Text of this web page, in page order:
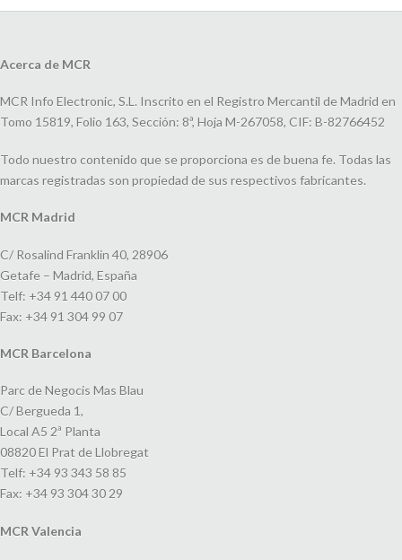
Acerca de MCR
MCR Info Electronic, S.L. Inscrito en el Registro Mercantil de Madrid en
Tomo 15819, Folio 163, Sección: 8ª, Hoja M-267058, CIF: B-82766452
Todo nuestro contenido que se proporciona es de buena fe. Todas las
marcas registradas son propiedad de sus respectivos fabricantes.
MCR Madrid
C/ Rosalind Franklin 40, 28906
Getafe – Madrid, España
Telf: +34 91 440 07 00
Fax: +34 91 304 99 07
MCR Barcelona
Parc de Negocis Mas Blau
C/ Bergueda 1,
Local A5 2ª Planta
08820 El Prat de Llobregat
Telf: +34 93 343 58 85
Fax: +34 93 304 30 29
MCR Valencia